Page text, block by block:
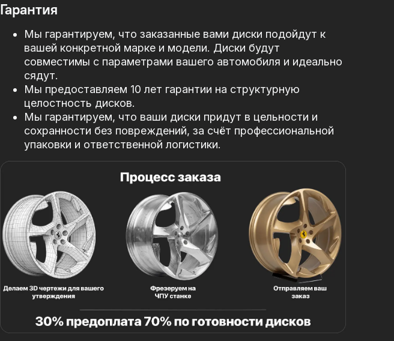
Гарантия
Мы гарантируем, что заказанные вами диски подойдут к
вашей конкретной марке и модели. Диски будут
совместимы с параметрами вашего автомобиля и идеально
сядут.
Мы предоставляем 10 лет гарантии на структурную
целостность дисков.
Мы гарантируем, что ваши диски придут в цельности и
сохранности без повреждений, за счёт профессиональной
упаковки и ответственной логистики.